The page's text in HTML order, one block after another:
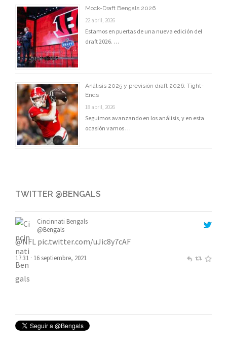
Mock-Draft Bengals 2026
22 abril, 2026
Estamos en puertas de una nueva edición del
draft 2026. …
Análisis 2025 y previsión draft 2026: Tight-
Ends
18 abril, 2026
Seguimos avanzando en los análisis, y en esta
ocasión vamos …
TWITTER @BENGALS
Cincinnati Bengals
@Bengals
@NFL pic.twitter.com/uJic8y7cAF
17:31 · 16 septiembre, 2021
Cincinnati Bengals
@Bengals